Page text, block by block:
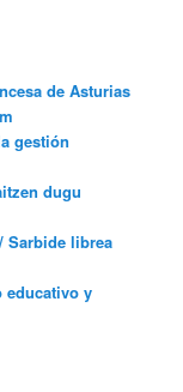
de Asturias
gestión
dugu
Sarbide librea
educativo y